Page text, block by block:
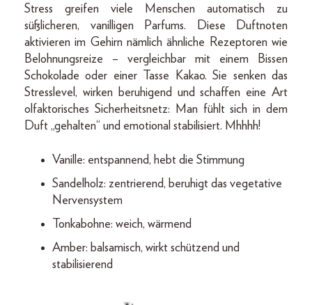
Stress greifen viele Menschen automatisch zu
süßlicheren, vanilligen Parfums. Diese Duftnoten
aktivieren im Gehirn nämlich ähnliche Rezeptoren wie
Belohnungsreize – vergleichbar mit einem Bissen
Schokolade oder einer Tasse Kakao. Sie senken das
Stresslevel, wirken beruhigend und schaffen eine Art
olfaktorisches Sicherheitsnetz: Man fühlt sich in dem
Duft „gehalten“ und emotional stabilisiert. Mhhhh!
Vanille: entspannend, hebt die Stimmung
Sandelholz: zentrierend, beruhigt das vegetative
Nervensystem
Tonkabohne: weich, wärmend
Amber: balsamisch, wirkt schützend und
stabilisierend